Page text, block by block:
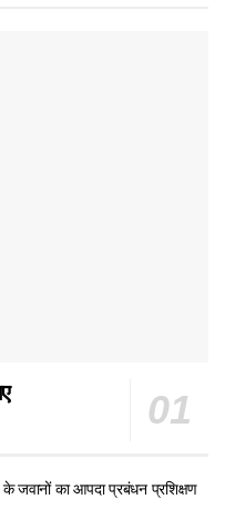
जवानों का आपदा प्रबंधन प्रशिक्षण